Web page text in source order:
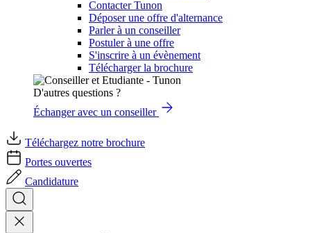
Contacter Tunon
Déposer une offre d'alternance
Parler à un conseiller
Postuler à une offre
S'inscrire à un évènement
Télécharger la brochure
D'autres questions ?
Échanger avec un conseiller
Téléchargez notre brochure
Portes ouvertes
Candidature